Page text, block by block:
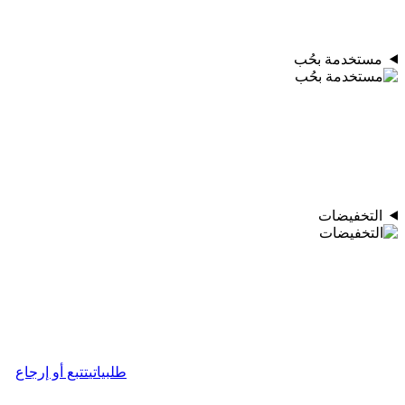
مستخدمة بحُب
التخفيضات
طلبياتيتتبع أو إرجاع